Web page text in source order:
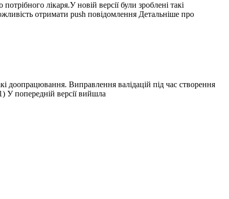
лікаря.У новій версії були зроблені такі
отримати push повідомлення Детальніше про
доопрацювання. Виправлення валідацій під час створення
У попередній версії вийшла